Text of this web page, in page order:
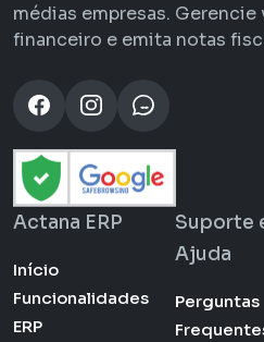
médias empresas. Gerencie
financeiro e emita notas
Actana ERP
Início
Funcionalidades
ERP
Suporte
Ajuda
Perguntas